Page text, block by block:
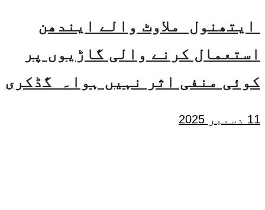
ایتھنول ملاوٹ والے ایندھن
استعمال کرنے والی گاڑیوں پر
کوئی منفی اثر نہیں ہوا۔ گڈکری
11 دسمبر 2025